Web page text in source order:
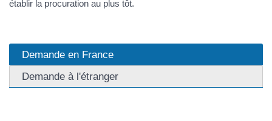
établir la procuration au plus tôt.
Demande en France
Demande à l'étranger